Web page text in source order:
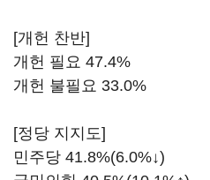
[개헌 찬반]
개헌 필요 47.4%
개헌 불필요 33.0%
[정당 지지도]
민주당 41.8%(6.0%↓)